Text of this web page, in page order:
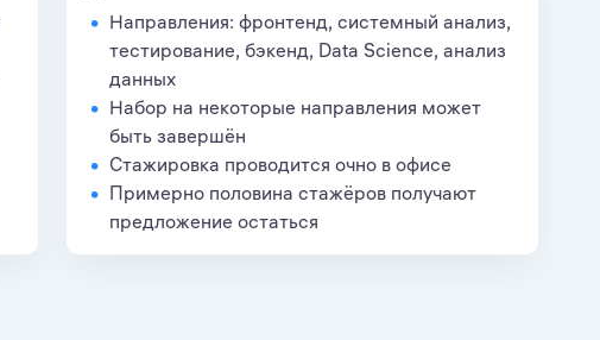
Направления: фронтенд, системный анализ,
тестирование, бэкенд, Data Science, анализ
данных
Набор на некоторые направления может
быть завершён
Стажировка проводится очно в офисе
Примерно половина стажёров получают
предложение остаться